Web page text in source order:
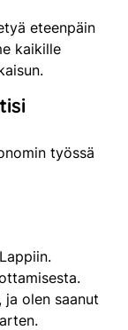
eteenpäin
kaikille
työssä
olen saanut